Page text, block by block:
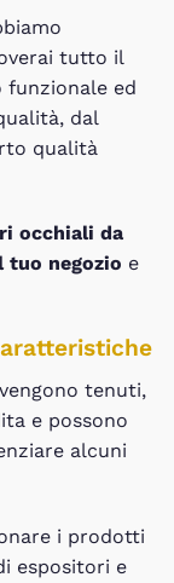
tutto il
funzionale ed
dal
qualità
occhiali da
tuo negozio e
vengono tenuti,
e possono
alcuni
i prodotti
espositori e